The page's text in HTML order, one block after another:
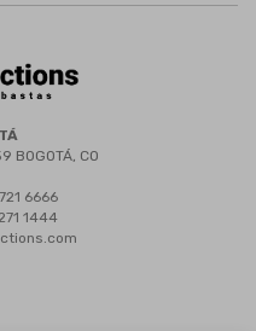
BOGOTÁ, CO
6666
1444